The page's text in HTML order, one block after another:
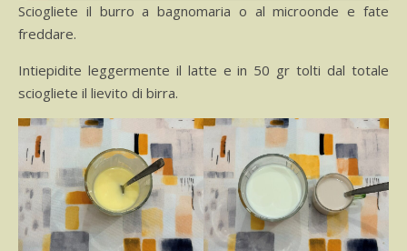
Sciogliete il burro a bagnomaria o al microonde e fate
freddare.
Intiepidite leggermente il latte e in 50 gr tolti dal totale
sciogliete il lievito di birra.